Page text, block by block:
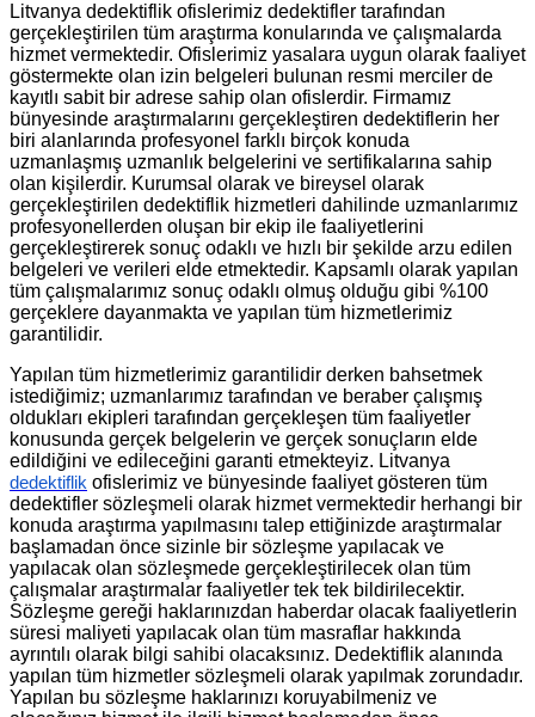
Litvanya dedektiflik ofislerimiz dedektifler tarafından
gerçekleştirilen tüm araştırma konularında ve çalışmalarda
hizmet vermektedir. Ofislerimiz yasalara uygun olarak faaliyet
göstermekte olan izin belgeleri bulunan resmi merciler de
kayıtlı sabit bir adrese sahip olan ofislerdir. Firmamız
bünyesinde araştırmalarını gerçekleştiren dedektiflerin her
biri alanlarında profesyonel farklı birçok konuda
uzmanlaşmış uzmanlık belgelerini ve sertifikalarına sahip
olan kişilerdir. Kurumsal olarak ve bireysel olarak
gerçekleştirilen dedektiflik hizmetleri dahilinde uzmanlarımız
profesyonellerden oluşan bir ekip ile faaliyetlerini
gerçekleştirerek sonuç odaklı ve hızlı bir şekilde arzu edilen
belgeleri ve verileri elde etmektedir. Kapsamlı olarak yapılan
tüm çalışmalarımız sonuç odaklı olmuş olduğu gibi %100
gerçeklere dayanmakta ve yapılan tüm hizmetlerimiz
garantilidir.
Yapılan tüm hizmetlerimiz garantilidir derken bahsetmek
istediğimiz; uzmanlarımız tarafından ve beraber çalışmış
oldukları ekipleri tarafından gerçekleşen tüm faaliyetler
konusunda gerçek belgelerin ve gerçek sonuçların elde
edildiğini ve edileceğini garanti etmekteyiz. Litvanya
dedektiflik ofislerimiz ve bünyesinde faaliyet gösteren tüm
dedektifler sözleşmeli olarak hizmet vermektedir herhangi bir
konuda araştırma yapılmasını talep ettiğinizde araştırmalar
başlamadan önce sizinle bir sözleşme yapılacak ve
yapılacak olan sözleşmede gerçekleştirilecek olan tüm
çalışmalar araştırmalar faaliyetler tek tek bildirilecektir.
Sözleşme gereği haklarınızdan haberdar olacak faaliyetlerin
süresi maliyeti yapılacak olan tüm masraflar hakkında
ayrıntılı olarak bilgi sahibi olacaksınız. Dedektiflik alanında
yapılan tüm hizmetler sözleşmeli olarak yapılmak zorundadır.
Yapılan bu sözleşme haklarınızı koruyabilmeniz ve